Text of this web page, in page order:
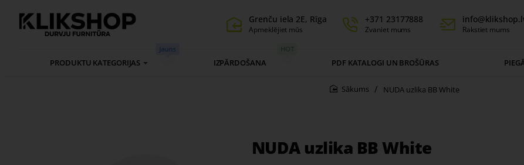
Grenču iela 2E, Rīga
Apmeklējiet mūs
+371 23177888
Zvaniet mums Rakstiet mums
PRODUKTU KATEGORIJAS
Jauns
IZPĀRDOŠANA
HOT
PDF KATALOGI UN BROŠŪRAS
NUDA uzlika BB White
NUDA uzlika BB White